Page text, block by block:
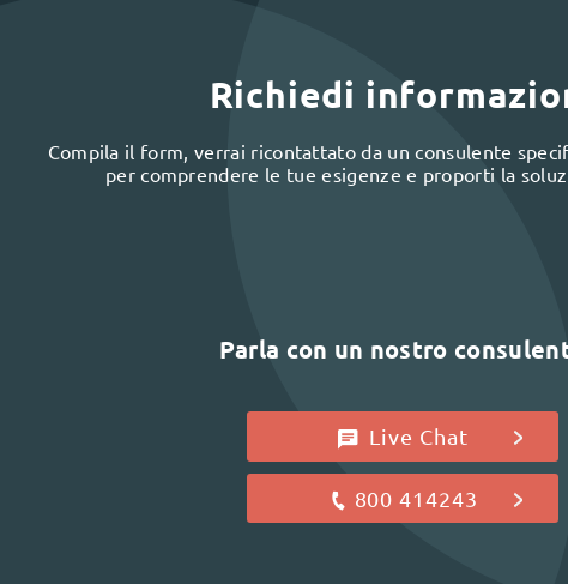
Richiedi
Compila il form, verrai ricontattato da un consulente
per comprendere le tue esigenze e proporti la
Parla con un nostro
Live Chat
800 414243